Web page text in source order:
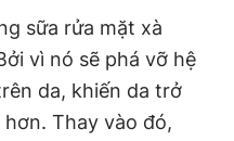
sữa rửa mặt xà
vì nó sẽ phá vỡ hệ
da, khiến da trở
Thay vào đó,